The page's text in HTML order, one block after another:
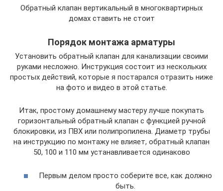
Обратный клапан вертикальный в многоквартирных
домах ставить не стоит
Порядок монтажа арматуры
Установить обратный клапан для канализации своими
руками несложно. Инструкция состоит из нескольких
простых действий, которые я постарался отразить ниже
на фото и видео в этой статье.
Итак, простому домашнему мастеру лучше покупать
горизонтальный обратный клапан с функцией ручной
блокировки, из ПВХ или полипропилена. Диаметр трубы
на инструкцию по монтажу не влияет, обратный клапан
50, 100 и 110 мм устанавливается одинаково
Первым делом просто соберите все, как должно
быть.